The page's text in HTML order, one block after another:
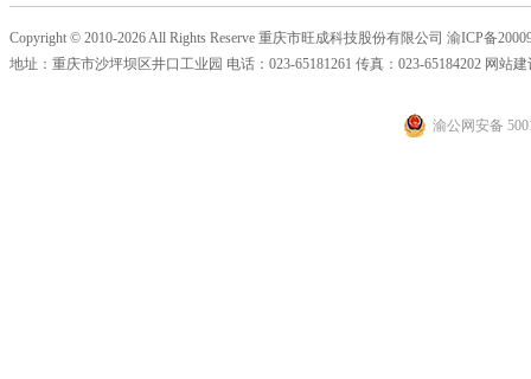
Copyright © 2010-2026 All Rights Reserve 重庆市旺成科技股份有限公司 渝ICP备
地址：重庆市沙坪坝区井口工业园 电话：023-65181261 传真：023-65184202 网站
渝公网安备